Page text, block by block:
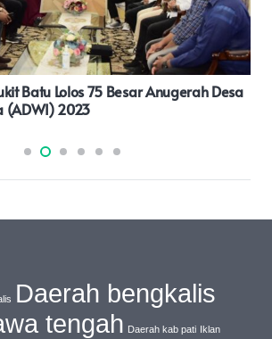
Asrijal Ikuti Pemakaman Warga Di
Daerah bengkalis
tengah Daerah kab pati Iklan